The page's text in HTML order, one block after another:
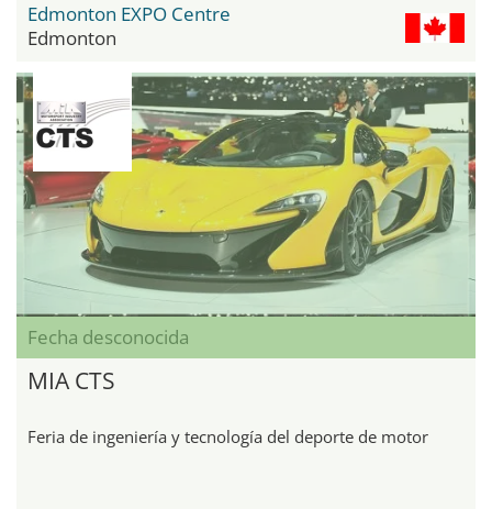
Edmonton EXPO Centre
Edmonton
Fecha desconocida
MIA CTS
Feria de ingeniería y tecnología del deporte de motor